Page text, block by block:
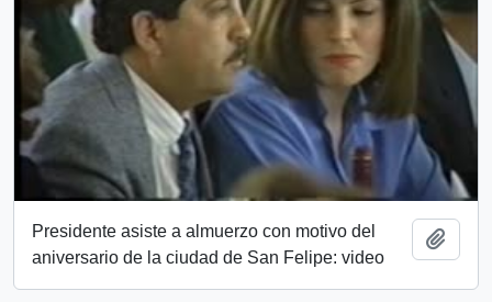
Presidente asiste a almuerzo con motivo del
aniversario de la ciudad de San Felipe: video